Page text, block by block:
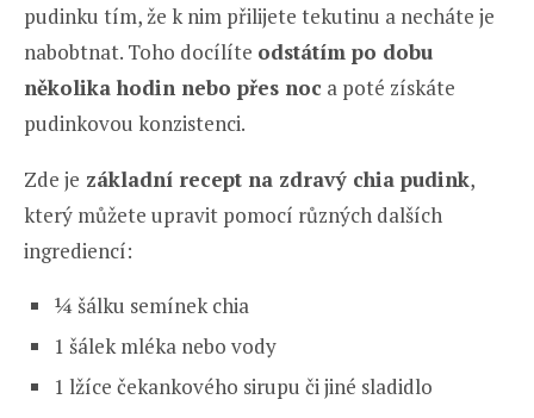
pudinku tím, že k nim přilijete tekutinu a necháte je
nabobtnat. Toho docílíte odstátím po dobu
několika hodin nebo přes noc a poté získáte
pudinkovou konzistenci.
Zde je základní recept na zdravý chia pudink,
který můžete upravit pomocí různých dalších
ingrediencí:
¼ šálku semínek chia
1 šálek mléka nebo vody
1 lžíce čekankového sirupu či jiné sladidlo